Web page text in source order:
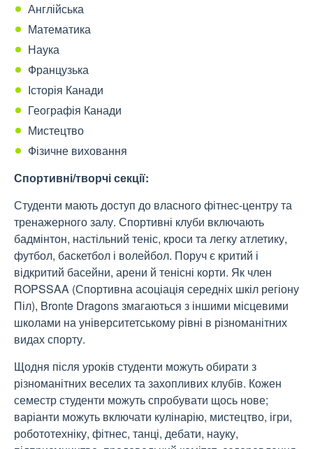
Англійська
Математика
Наука
Французька
Історія Канади
Географія Канади
Мистецтво
Фізичне виховання
Спортивні/творчі секції:
Студенти мають доступ до власного фітнес-центру та
тренажерного залу. Спортивні клуби включають
бадмінтон, настільний теніс, кроси та легку атлетику,
футбол, баскетбол і волейбол. Поруч є критий і
відкритий басейни, арени й тенісні корти. Як член
ROPSSAA (Спортивна асоціація середніх шкіл регіону
Піл), Bronte Dragons змагаються з іншими місцевими
школами на університетському рівні в різноманітних
видах спорту.
Щодня після уроків студенти можуть обирати з
різноманітних веселих та захопливих клубів. Кожен
семестр студенти можуть спробувати щось нове;
варіанти можуть включати кулінарію, мистецтво, ігри,
робототехніку, фітнес, танці, дебати, науку,